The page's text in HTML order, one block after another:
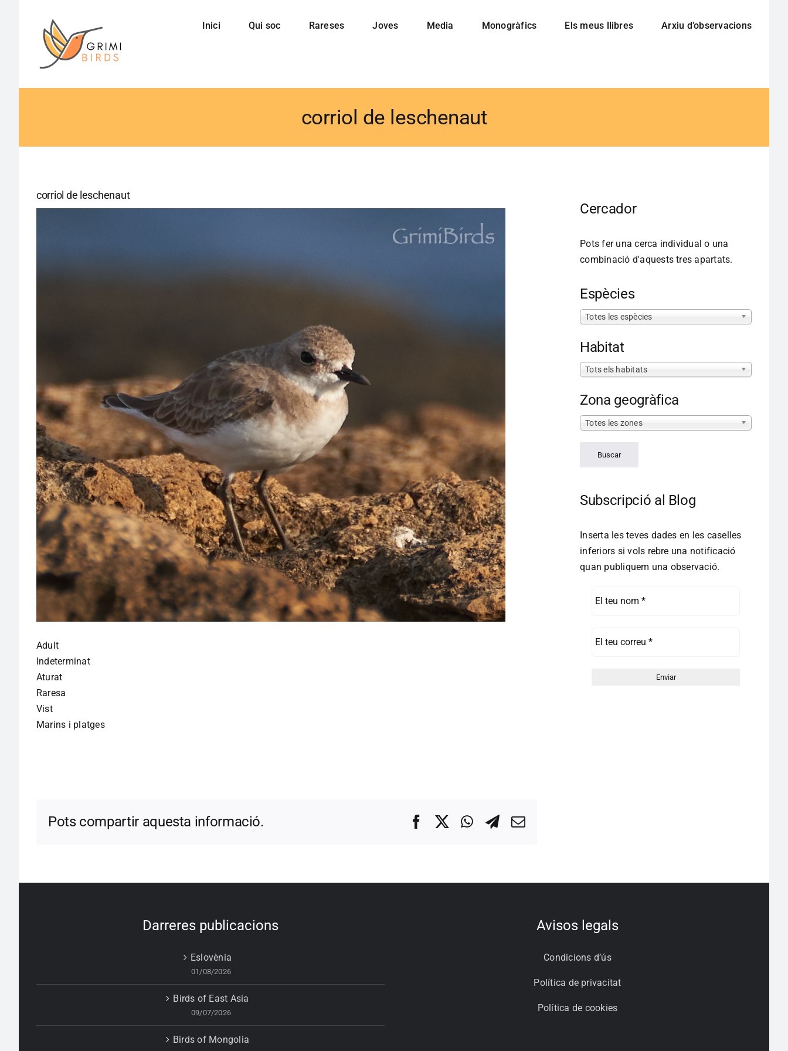
Inici Qui soc Rareses Joves Media Monogràfics Els meus llibres Arxiu d’observacions
corriol de leschenaut
corriol de leschenaut
Adult
Indeterminat
Aturat
Raresa
Vist
Marins i platges
Pots compartir aquesta informació. FacebookWhatsApp
Telegram
Correo
Cercador
Pots fer una cerca individual o una
combinació d'aquests tres apartats.
Espècies
Totes les espècies
Habitat
Tots els habitats
Zona geogràfica
Totes les zones
Subscripció al Blog
Inserta les teves dades en les caselles
inferiors si vols rebre una notificació
quan publiquem una observació.
Darreres publicacions
Eslovènia
01/08/2026
Birds of East Asia
09/07/2026
Birds of Mongolia
Avisos legals
Condicions d’ús
Política de privacitat
Política de cookies